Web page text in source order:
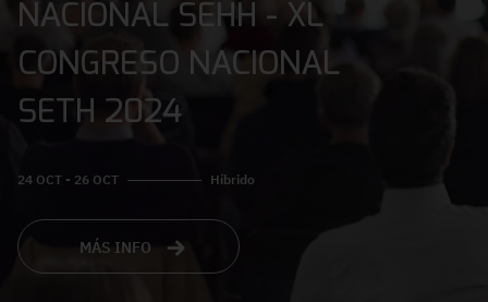
NACIONAL SEHH - XL
CONGRESO NACIONAL
SETH 2024
24 OCT - 26 OCT Híbrido
MÁS INFO